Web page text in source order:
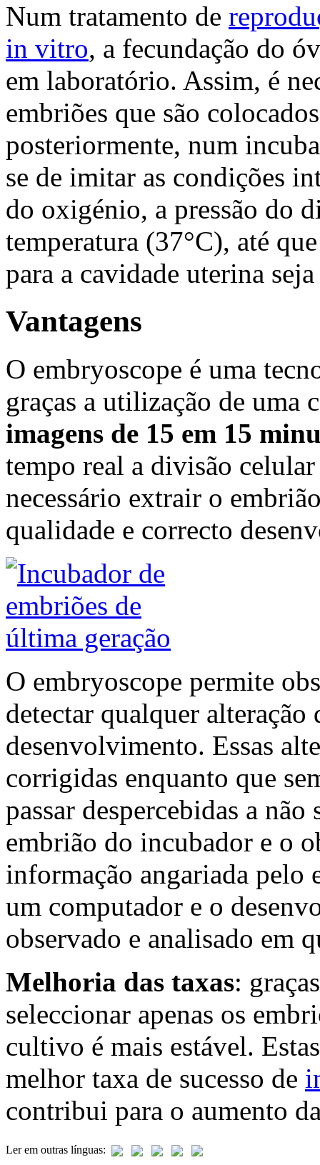
Num tratamento de
in vitro, a fecundação do
em laboratório. Assim, é
embriões que são
posteriormente, num
se de imitar as condições
do oxigénio, a pressão do
temperatura (37°C), até
para a cavidade uterina
Vantagens
O embryoscope é uma
graças a utilização de uma
imagens de 15 em 15
tempo real a divisão
necessário extrair o
qualidade e correcto
O embryoscope permite
detectar qualquer alteração
desenvolvimento. Essas
corrigidas enquanto que
passar despercebidas a
embrião do incubador e o
informação angariada pelo
um computador e o
observado e analisado em
Melhoria das taxas:
seleccionar apenas os
cultivo é mais estável.
melhor taxa de sucesso de
contribui para o aumento
Ler em outras línguas: